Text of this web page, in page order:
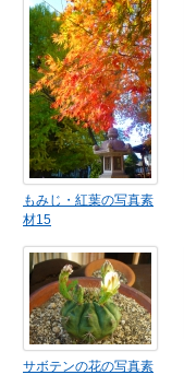
もみじ・紅葉の写真素
材15
サボテンの花の写真素